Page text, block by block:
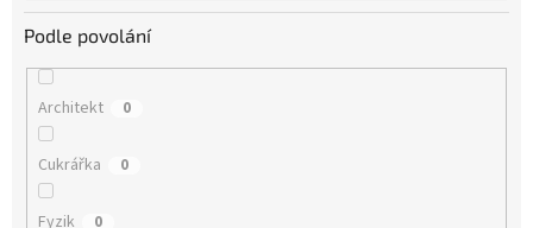
Podle povolání
Architekt 0
Cukrářka 0
Fyzik 0